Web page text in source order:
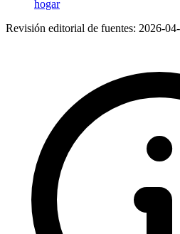
hogar
Revisión editorial de fuentes: 2026-